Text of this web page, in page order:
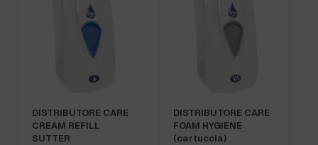
DISTRIBUTORE CARE
CREAM REFILL
SUTTER
DISTRIBUTORE CARE
FOAM HYGIENE
(cartuccia)